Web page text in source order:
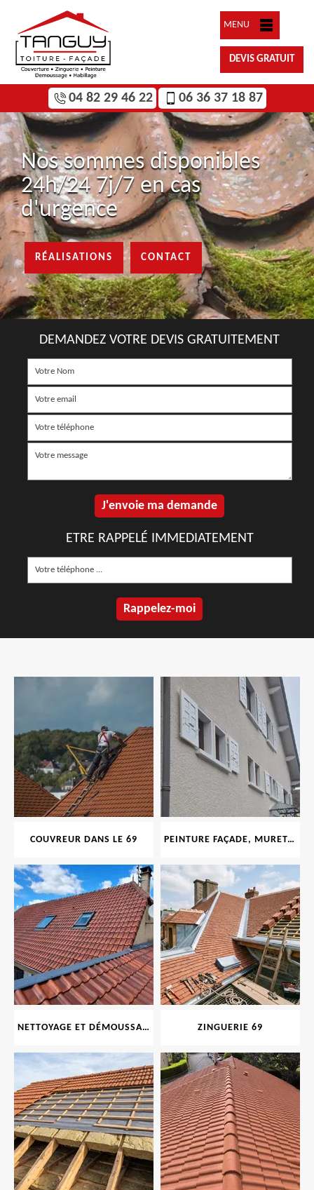
MENU
DEVIS GRATUIT
04 82 29 46 22 06 36 37 18 87
Nos sommes disponibles
24h/24 7j/7 en cas
d'urgence
RÉALISATIONS CONTACT
DEMANDEZ VOTRE DEVIS GRATUITEMENT
ETRE RAPPELÉ IMMEDIATEMENT
COUVREUR DANS LE 69 PEINTURE FAÇADE, MURET, TOITURE, BOISERIE, FERRONERIE, GOUTTIÈRE 69
NETTOYAGE ET DÉMOUSSAGE DE TOITURE ET FAÇADE 69 ZINGUERIE 69